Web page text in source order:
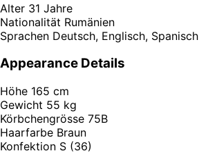
Alter 31 Jahre
Nationalität Rumänien
Sprachen Deutsch, Englisch, Spanisch
Appearance Details
Höhe 165 cm
Gewicht 55 kg
Körbchengrösse 75B
Haarfarbe Braun
Konfektion S (36)